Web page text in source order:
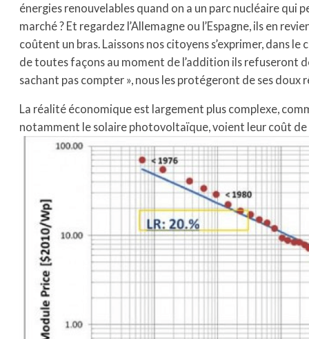
énergies renouvelables quand on a un parc nucléaire
marché ? Et regardez l’Allemagne ou l’Espagne, ils en
coûtent un bras. Laissons nos citoyens s’exprimer, dans
de toutes façons au moment de l’addition ils refuseront
sachant pas compter », nous les protégeront de ses doux
La réalité économique est largement plus complexe,
notamment le solaire photovoltaïque, voient leur coût de